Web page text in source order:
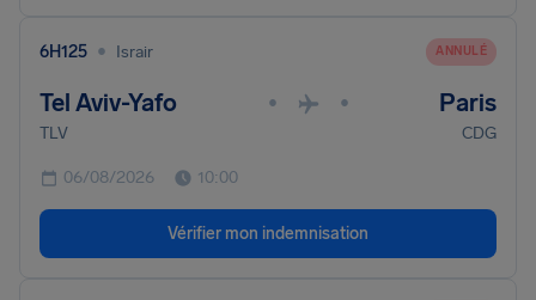
6H125 • Israir ANNULÉ
Tel Aviv-Yafo • • Paris
TLV CDG
06/08/2026 10:00
Vérifier mon indemnisation